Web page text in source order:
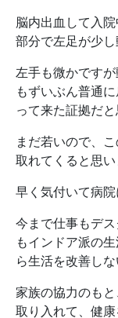
脳内出血して入
部分で左足が少し
左手も微かです
もずいぶん普通
って来た証拠だと
まだ若いので、
取れてくると思い
早く気付いて病院
今まで仕事もデ
もインドア派の
ら生活を改善しな
家族の協力のも
取り入れて、健